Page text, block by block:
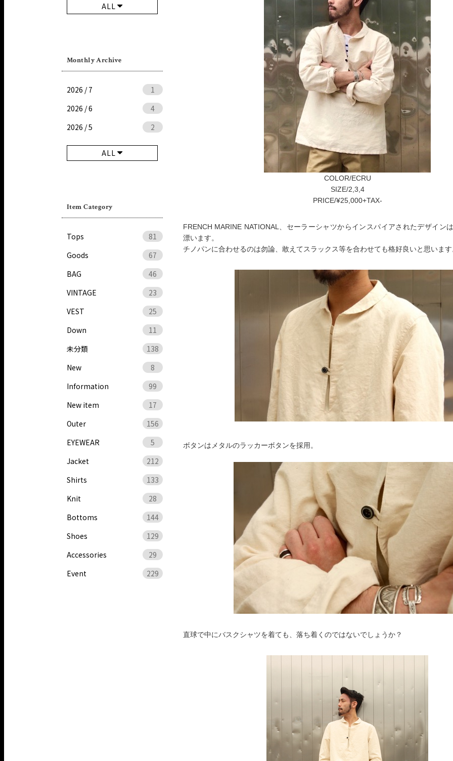
ALL
Monthly Archive
2026 / 7
1
2026 / 6
4
2026 / 5
2
ALL
Item Category
Tops
81
Goods
67
BAG
46
VINTAGE
23
VEST
25
Down
11
未分類
138
New
8
Information
99
New item
17
Outer
156
EYEWEAR
5
Jacket
212
Shirts
133
Knit
28
Bottoms
144
Shoes
129
Accessories
29
Event
229
COLOR/ECRU
SIZE/2,3,4
PRICE/¥25,000+TAX-
FRENCH MARINE NATIONAL、セーラーシャツからインスパイアされたデザイン
漂います。
チノパンに合わせるのは勿論、敢えてスラックス等を合わせても格好良いと思います
ボタンはメタルのラッカーボタンを採用。
直球で中にバスクシャツを着ても、落ち着くのではないでしょうか？